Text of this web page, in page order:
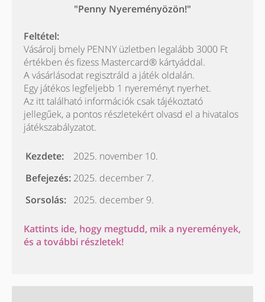
"Penny Nyereményözön!"
Feltétel:
Vásárolj bmely PENNY üzletben legalább 3000 Ft
értékben és fizess Mastercard® kártyáddal.
A vásárlásodat regisztráld a játék oldalán.
Egy játékos legfeljebb 1 nyereményt nyerhet.
Az itt található információk csak tájékoztató
jellegűek, a pontos részletekért olvasd el a hivatalos
játékszabályzatot.
Kezdete:
2025. november 10.
Befejezés: 2025. december 7.
Sorsolás: 2025. december 9.
Kattints ide, hogy megtudd, mik a nyeremények,
és a további részletek!